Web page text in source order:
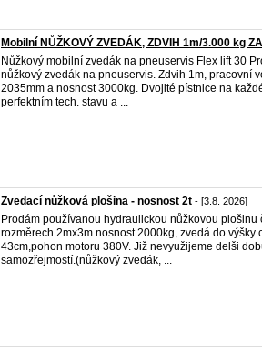
Mobilní NŮŽKOVÝ ZVEDÁK, ZDVIH 1m/3.000 kg
Nůžkový mobilní zvedák na pneuservis Flex lift 30
nůžkový zvedák na pneuservis. Zdvih 1m, pracovní
2035mm a nosnost 3000kg. Dvojité pístnice na
perfektním tech. stavu a ...
Zvedací nůžková plošina - nosnost 2t - [3.8. 2026]
Prodám používanou hydraulickou nůžkovou plošinu
rozměrech 2mx3m nosnost 2000kg, zvedá do výšky
43cm,pohon motoru 380V. Již nevyužijeme delši
samozřejmostí.(nůžkový zvedák, ...